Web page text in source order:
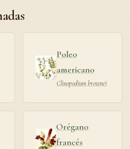
Poleo
americano
Clinopodium brownei
Orégano
francés